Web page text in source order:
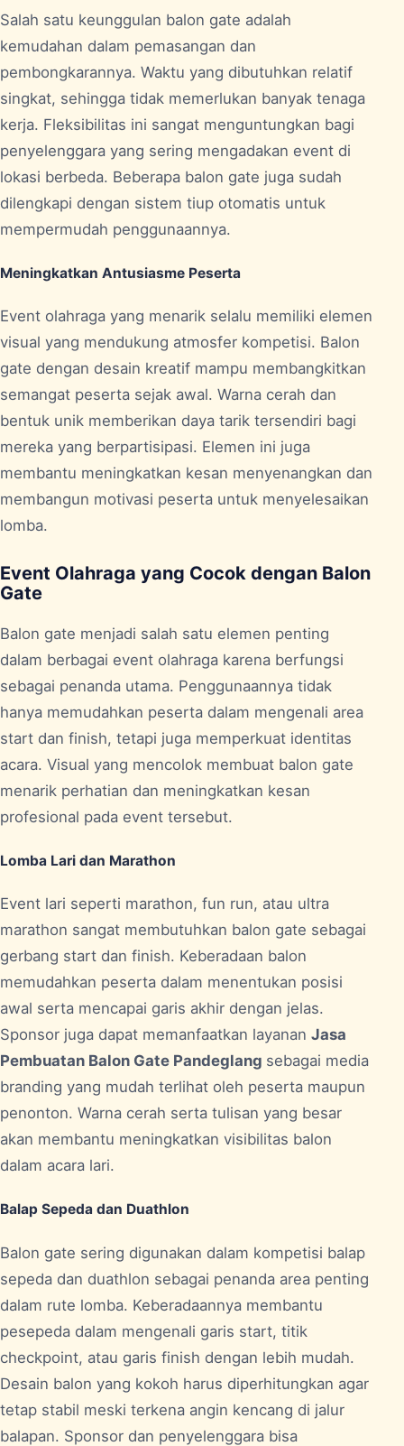
Salah satu keunggulan balon gate adalah
kemudahan dalam pemasangan dan
pembongkarannya. Waktu yang dibutuhkan relatif
singkat, sehingga tidak memerlukan banyak tenaga
kerja. Fleksibilitas ini sangat menguntungkan bagi
penyelenggara yang sering mengadakan event di
lokasi berbeda. Beberapa balon gate juga sudah
dilengkapi dengan sistem tiup otomatis untuk
mempermudah penggunaannya.
Meningkatkan Antusiasme Peserta
Event olahraga yang menarik selalu memiliki elemen
visual yang mendukung atmosfer kompetisi. Balon
gate dengan desain kreatif mampu membangkitkan
semangat peserta sejak awal. Warna cerah dan
bentuk unik memberikan daya tarik tersendiri bagi
mereka yang berpartisipasi. Elemen ini juga
membantu meningkatkan kesan menyenangkan dan
membangun motivasi peserta untuk menyelesaikan
lomba.
Event Olahraga yang Cocok dengan Balon
Gate
Balon gate menjadi salah satu elemen penting
dalam berbagai event olahraga karena berfungsi
sebagai penanda utama. Penggunaannya tidak
hanya memudahkan peserta dalam mengenali area
start dan finish, tetapi juga memperkuat identitas
acara. Visual yang mencolok membuat balon gate
menarik perhatian dan meningkatkan kesan
profesional pada event tersebut.
Lomba Lari dan Marathon
Event lari seperti marathon, fun run, atau ultra
marathon sangat membutuhkan balon gate sebagai
gerbang start dan finish. Keberadaan balon
memudahkan peserta dalam menentukan posisi
awal serta mencapai garis akhir dengan jelas.
Sponsor juga dapat memanfaatkan layanan Jasa
Pembuatan Balon Gate Pandeglang sebagai media
branding yang mudah terlihat oleh peserta maupun
penonton. Warna cerah serta tulisan yang besar
akan membantu meningkatkan visibilitas balon
dalam acara lari.
Balap Sepeda dan Duathlon
Balon gate sering digunakan dalam kompetisi balap
sepeda dan duathlon sebagai penanda area penting
dalam rute lomba. Keberadaannya membantu
pesepeda dalam mengenali garis start, titik
checkpoint, atau garis finish dengan lebih mudah.
Desain balon yang kokoh harus diperhitungkan agar
tetap stabil meski terkena angin kencang di jalur
balapan. Sponsor dan penyelenggara bisa